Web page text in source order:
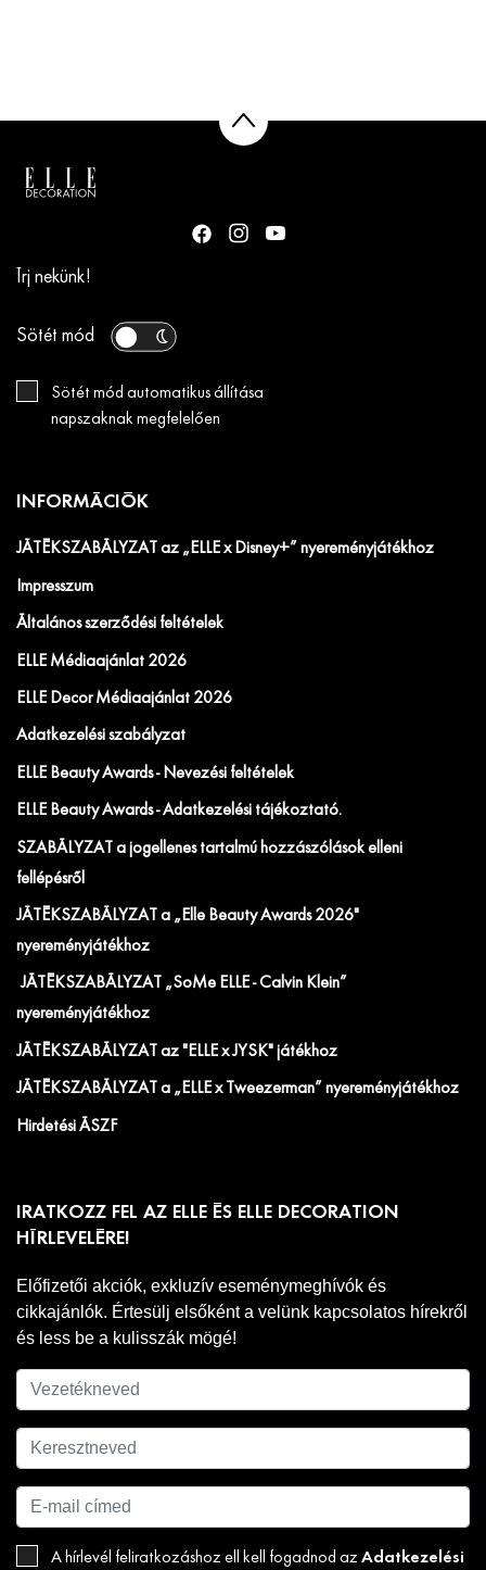
Írj nekünk!
Sötét mód
Sötét mód automatikus állítása
napszaknak megfelelően
INFORMÁCIÓK
JÁTÉKSZABÁLYZAT az „ELLE x Disney+” nyereményjátékhoz
Impresszum
Általános szerződési feltételek
ELLE Médiaajánlat 2026
ELLE Decor Médiaajánlat 2026
Adatkezelési szabályzat
ELLE Beauty Awards - Nevezési feltételek
ELLE Beauty Awards - Adatkezelési tájékoztató.
SZABÁLYZAT a jogellenes tartalmú hozzászólások elleni
fellépésről
JÁTÉKSZABÁLYZAT a „Elle Beauty Awards 2026"
nyereményjátékhoz
JÁTÉKSZABÁLYZAT „SoMe ELLE - Calvin Klein”
nyereményjátékhoz
JÁTÉKSZABÁLYZAT az "ELLE x JYSK" játékhoz
JÁTÉKSZABÁLYZAT a „ELLE x Tweezerman” nyereményjátékhoz
Hirdetési ÁSZF
IRATKOZZ FEL AZ ELLE ÉS ELLE DECORATION
HÍRLEVELÉRE!
Előfizetői akciók, exkluzív eseménymeghívók és
cikkajánlók. Értesülj elsőként a velünk kapcsolatos hírekről
és less be a kulisszák mögé!
A hírlevél feliratkozáshoz ell kell fogadnod az Adatkezelési